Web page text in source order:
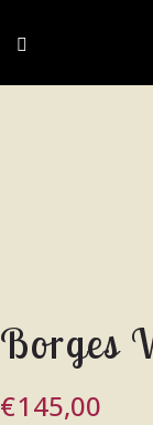
Borges
€145,00